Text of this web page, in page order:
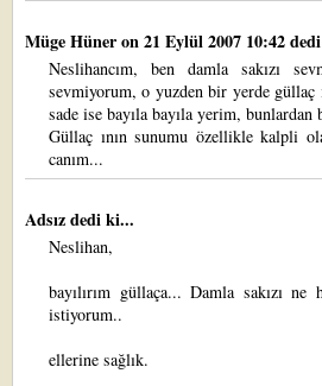
Müge Hüneron 21 Eylül 2007 10:42
Neslihancım, ben damla sakızı
sevmiyorum, o yuzden bir yerde
sade ise bayıla bayıla yerim,
Güllaç ının sunumu özellikle kalpli
canım...
Adsız dedi ki...
Neslihan,
bayılırım güllaça... Damla sakızı
istiyorum..
ellerine sağlık.